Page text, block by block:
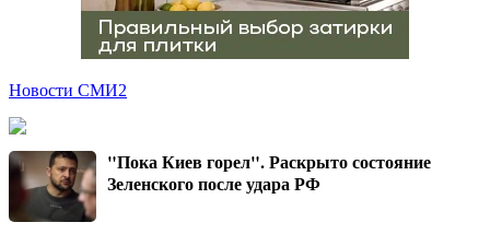
Новости СМИ2
"Пока Киев горел". Раскрыто состояние
Зеленского после удара РФ